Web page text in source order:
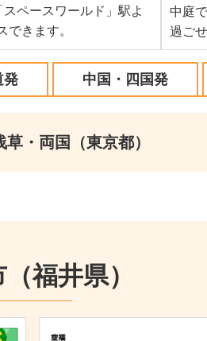
ペースワールド」駅よ
できます。
中庭
過ご
発 中国・四国発
・両国（東京都）
福井県）